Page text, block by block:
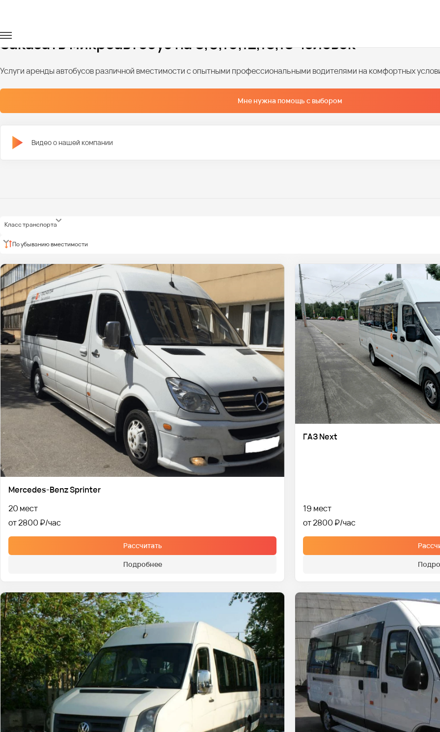
Заказать микроавтобус на 8,9,10,12,15,18 человек
Услуги аренды автобусов различной вместимости с опытными профессиональными водителями на комфортных
Мне нужна помощь с выбором
Видео о нашей компании
Класс транспорта
По убыванию вместимости
Mercedes-Benz Sprinter
20 мест
от 2800 ₽
Рассчитать
Подробнее
ГАЗ Next
19 мест
от 2800 ₽